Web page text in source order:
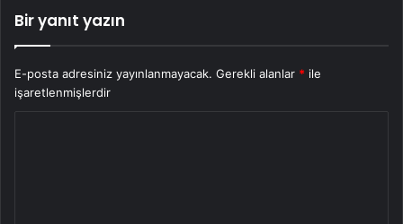
Bir yanıt yazın
E-posta adresiniz yayınlanmayacak. Gerekli alanlar * ile
işaretlenmişlerdir